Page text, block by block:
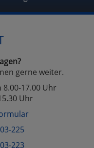
gerne weiter.
8.00-17.00 Uhr
Uhr
225
223
Akzeptieren